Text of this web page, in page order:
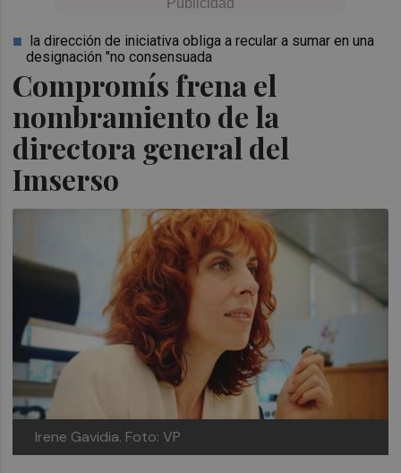
Compromís frena el
nombramiento de la
directora general del
Imserso
la dirección de iniciativa obliga a recular a sumar en una
designación "no consensuada
Irene Gavidia. Foto: VP